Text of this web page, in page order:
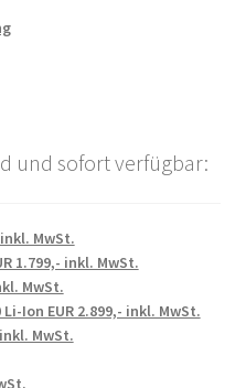
und sofort verfügbar:
MwSt.
1.799,- inkl. MwSt.
MwSt.
Ion EUR 2.899,- inkl. MwSt.
MwSt.